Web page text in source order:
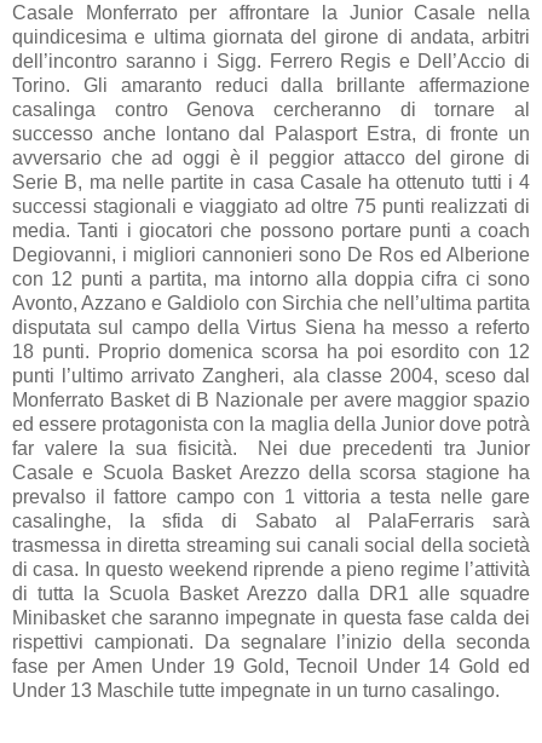
Casale Monferrato per affrontare la Junior Casale nella
quindicesima e ultima giornata del girone di andata, arbitri
dell’incontro saranno i Sigg. Ferrero Regis e Dell’Accio di
Torino. Gli amaranto reduci dalla brillante affermazione
casalinga contro Genova cercheranno di tornare al
successo anche lontano dal Palasport Estra, di fronte un
avversario che ad oggi è il peggior attacco del girone di
Serie B, ma nelle partite in casa Casale ha ottenuto tutti i 4
successi stagionali e viaggiato ad oltre 75 punti realizzati di
media. Tanti i giocatori che possono portare punti a coach
Degiovanni, i migliori cannonieri sono De Ros ed Alberione
con 12 punti a partita, ma intorno alla doppia cifra ci sono
Avonto, Azzano e Galdiolo con Sirchia che nell’ultima partita
disputata sul campo della Virtus Siena ha messo a referto
18 punti. Proprio domenica scorsa ha poi esordito con 12
punti l’ultimo arrivato Zangheri, ala classe 2004, sceso dal
Monferrato Basket di B Nazionale per avere maggior spazio
ed essere protagonista con la maglia della Junior dove potrà
far valere la sua fisicità. Nei due precedenti tra Junior
Casale e Scuola Basket Arezzo della scorsa stagione ha
prevalso il fattore campo con 1 vittoria a testa nelle gare
casalinghe, la sfida di Sabato al PalaFerraris sarà
trasmessa in diretta streaming sui canali social della società
di casa. In questo weekend riprende a pieno regime l’attività
di tutta la Scuola Basket Arezzo dalla DR1 alle squadre
Minibasket che saranno impegnate in questa fase calda dei
rispettivi campionati. Da segnalare l’inizio della seconda
fase per Amen Under 19 Gold, Tecnoil Under 14 Gold ed
Under 13 Maschile tutte impegnate in un turno casalingo.